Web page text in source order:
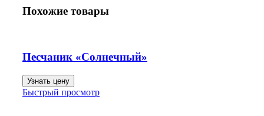
Похожие товары
Песчаник «Солнечный»
Узнать цену
Быстрый просмотр